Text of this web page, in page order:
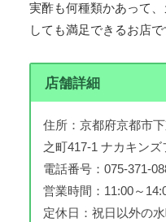
実酢も何種類かあって
しても満足できるお店で
店舗詳細
住所：京都府京都市
之町417-1 ナカキンズ
電話番号：075-371-
営業時間：11:00～
定休日：祝日以外の